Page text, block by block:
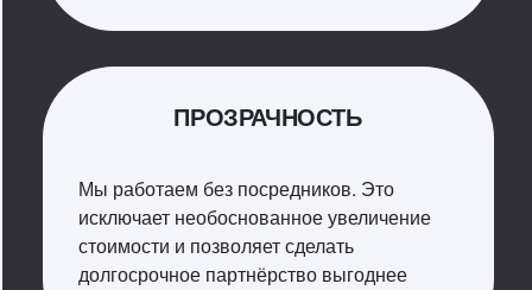
ПРОЗРАЧНОСТЬ
Мы работаем без посредников. Это
исключает необоснованное увеличение
стоимости и позволяет сделать
долгосрочное партнёрство выгоднее